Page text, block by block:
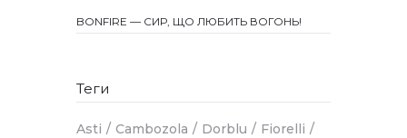
BONFIRE — СИР, ЩО ЛЮБИТЬ ВОГОНЬ!
Теги
Asti Cambozola Dorblu
Fiorelli